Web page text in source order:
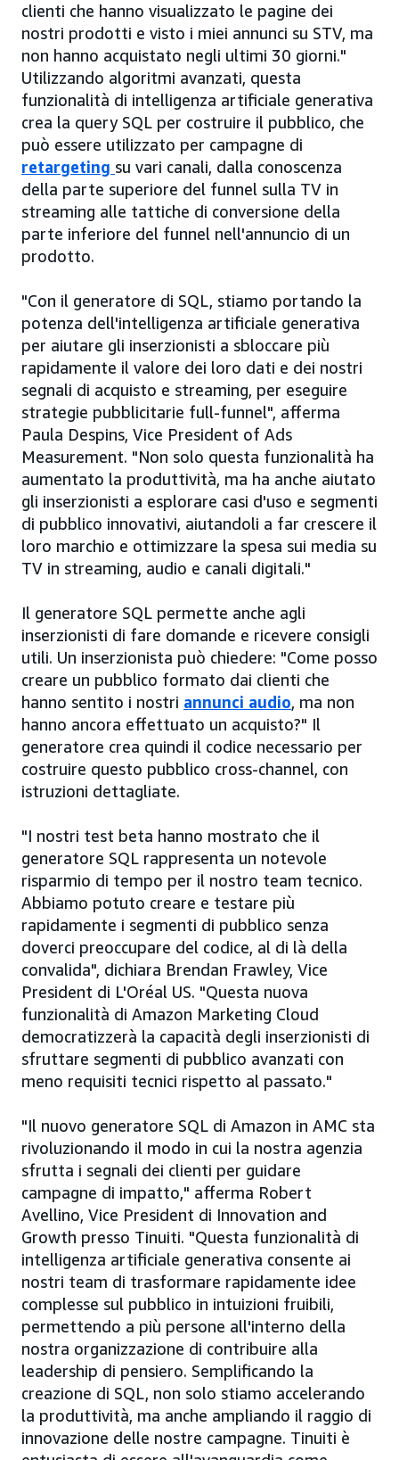
clienti che hanno visualizzato le pagine dei
nostri prodotti e visto i miei annunci su STV, ma
non hanno acquistato negli ultimi 30 giorni."
Utilizzando algoritmi avanzati, questa
funzionalità di intelligenza artificiale generativa
crea la query SQL per costruire il pubblico, che
può essere utilizzato per campagne di
retargeting su vari canali, dalla conoscenza
della parte superiore del funnel sulla TV in
streaming alle tattiche di conversione della
parte inferiore del funnel nell'annuncio di un
prodotto.
"Con il generatore di SQL, stiamo portando la
potenza dell'intelligenza artificiale generativa
per aiutare gli inserzionisti a sbloccare più
rapidamente il valore dei loro dati e dei nostri
segnali di acquisto e streaming, per eseguire
strategie pubblicitarie full-funnel", afferma
Paula Despins, Vice President of Ads
Measurement. "Non solo questa funzionalità ha
aumentato la produttività, ma ha anche aiutato
gli inserzionisti a esplorare casi d'uso e segmenti
di pubblico innovativi, aiutandoli a far crescere il
loro marchio e ottimizzare la spesa sui media su
TV in streaming, audio e canali digitali."
Il generatore SQL permette anche agli
inserzionisti di fare domande e ricevere consigli
utili. Un inserzionista può chiedere: "Come posso
creare un pubblico formato dai clienti che
hanno sentito i nostri annunci audio, ma non
hanno ancora effettuato un acquisto?" Il
generatore crea quindi il codice necessario per
costruire questo pubblico cross-channel, con
istruzioni dettagliate.
"I nostri test beta hanno mostrato che il
generatore SQL rappresenta un notevole
risparmio di tempo per il nostro team tecnico.
Abbiamo potuto creare e testare più
rapidamente i segmenti di pubblico senza
doverci preoccupare del codice, al di là della
convalida", dichiara Brendan Frawley, Vice
President di L'Oréal US. "Questa nuova
funzionalità di Amazon Marketing Cloud
democratizzerà la capacità degli inserzionisti di
sfruttare segmenti di pubblico avanzati con
meno requisiti tecnici rispetto al passato."
"Il nuovo generatore SQL di Amazon in AMC sta
rivoluzionando il modo in cui la nostra agenzia
sfrutta i segnali dei clienti per guidare
campagne di impatto," afferma Robert
Avellino, Vice President di Innovation and
Growth presso Tinuiti. "Questa funzionalità di
intelligenza artificiale generativa consente ai
nostri team di trasformare rapidamente idee
complesse sul pubblico in intuizioni fruibili,
permettendo a più persone all'interno della
nostra organizzazione di contribuire alla
leadership di pensiero. Semplificando la
creazione di SQL, non solo stiamo accelerando
la produttività, ma anche ampliando il raggio di
innovazione delle nostre campagne. Tinuiti è